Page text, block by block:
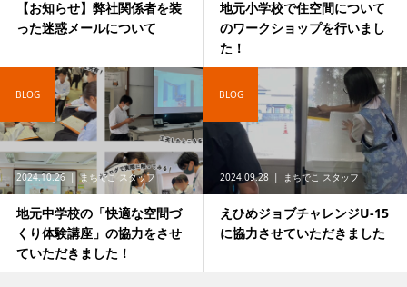
【お知らせ】弊社関係者を装
った迷惑メールについて
地元小学校で住空間について
のワークショップを行いまし
た！
2024.10.26 まちでこ スタッフ
地元中学校の「快適な空間づ
くり体験講座」の協力をさせ
ていただきました！
BLOG
2024.09.28 まちでこ スタッフ
えひめジョブチャレンジU-15
に協力させていただきました
BLOG